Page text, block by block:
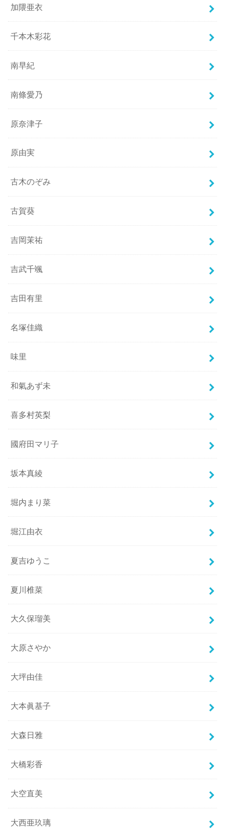
加隈亜衣
千本木彩花
南早紀
南條愛乃
原奈津子
原由実
古木のぞみ
古賀葵
吉岡茉祐
吉武千颯
吉田有里
名塚佳織
味里
和氣あず未
喜多村英梨
國府田マリ子
坂本真綾
堀内まり菜
堀江由衣
夏吉ゆうこ
夏川椎菜
大久保瑠美
大原さやか
大坪由佳
大本眞基子
大森日雅
大橋彩香
大空直美
大西亜玖璃